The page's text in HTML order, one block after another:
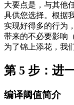
大要点是，与其他
具供您选择。根据
实现好得多的行为
带来的不必要影响
为了锦上添花，我
第 5 步：进
编译阈值简介